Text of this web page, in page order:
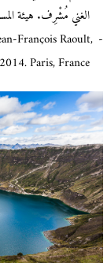
الغني مُشْرِف. هيئة
François Raoult,
Paris, France